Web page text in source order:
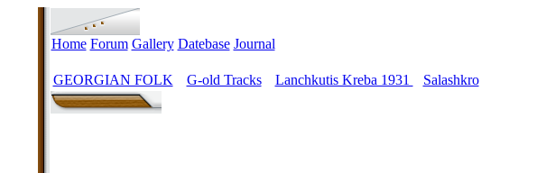
Home Forum Gallery Datebase Journal
GEORGIAN FOLK G-old Tracks Lanchkutis Kreba 1931 Salashkro